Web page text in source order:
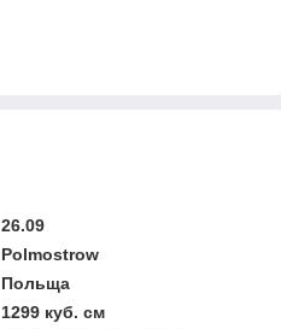
26.09
Polmostrow
Польща
1299 куб. см